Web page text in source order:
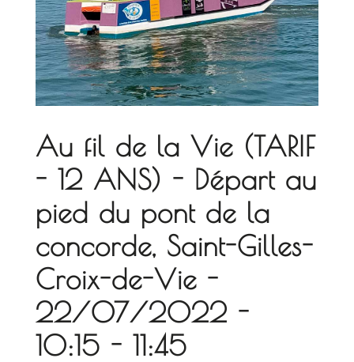
Au fil de la Vie (TARIF
- 12 ANS) - Départ au
pied du pont de la
concorde, Saint-Gilles-
Croix-de-Vie -
22/07/2022 -
10:15 - 11:45